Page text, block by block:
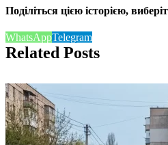
Поділіться цією історією,
WhatsAppTelegram
Related Posts